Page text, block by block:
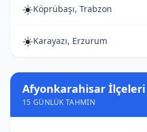
☀️Köprübaşı, Trabzon
☀️Karayazı, Erzurum
Afyonkarahisar İlçeleri
15 GÜNLÜK TAHMIN